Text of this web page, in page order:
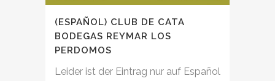
(ESPAÑOL) CLUB DE CATA
BODEGAS REYMAR LOS
PERDOMOS
Leider ist der Eintrag nur auf Español